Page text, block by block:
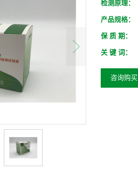
检测原理：
产品规格：
保 质 期：
关 键 词：
咨询购买